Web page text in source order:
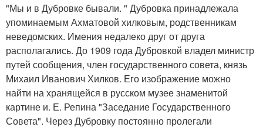
"Мы и в Дубровке бывали. " Дубровка принадлежала
упоминаемым Ахматовой хилковым, родственникам
неведомских. Имения недалеко друг от друга
располагались. До 1909 года Дубровкой владел министр
путей сообщения, член государственного совета, князь
Михаил Иванович Хилков. Его изображение можно
найти на хранящейся в русском музее знаменитой
картине и. Е. Репина "Заседание Государственного
Совета". Через Дубровку постоянно пролегали